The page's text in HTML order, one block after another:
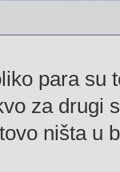
para su
za drugi
ništa u